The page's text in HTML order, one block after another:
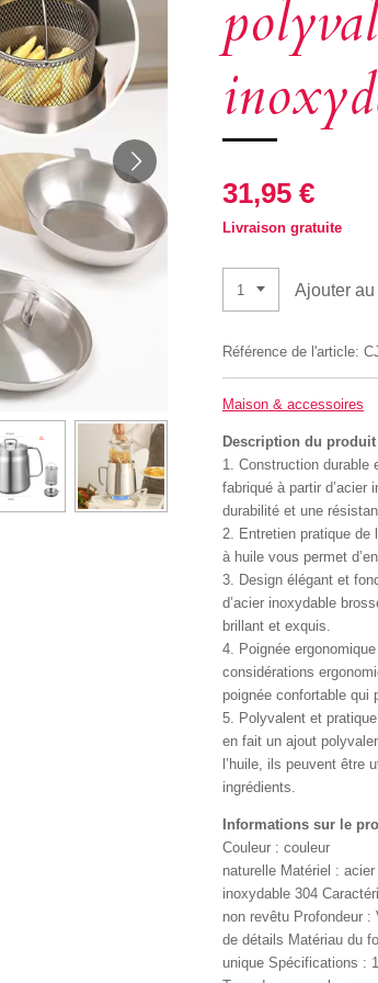
31,95 €
Livraison gratuite
Ajouter
Référence de l'article:
Maison & accessoires
Description du produit
1. Construction durable
fabriqué à partir d’acier
durabilité et une
2. Entretien pratique de
à huile vous permet
3. Design élégant et
d’acier inoxydable
brillant et exquis.
4. Poignée
considérations
poignée confortable qui
5. Polyvalent et
en fait un ajout
l’huile, ils peuvent être
ingrédients.
Informations sur le
Couleur : couleur
naturelle Matériel : acier
inoxydable 304
non revêtu Profondeur :
de détails Matériau du
unique Spécifications :